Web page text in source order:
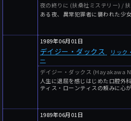
夜の終りに (扶桑社ミステリー) /
ある夜、異常犯罪者に襲われた少
1989年06月01日
デイジー・ダックス
リック
ー
デイジー・ダックス (Hayakawa
人生に退屈を感じはじめた口腔外
ティス・ローンティスの頼みに心
1989年06月01日